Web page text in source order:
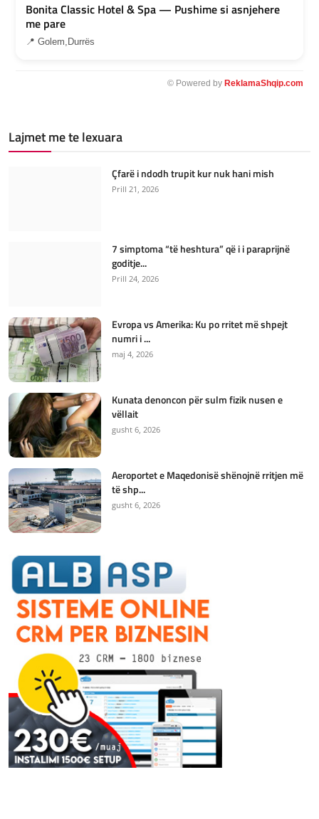
Bonita Classic Hotel & Spa — Pushime si asnjehere
me pare
📍 Golem,Durrës
© Powered by ReklamaShqip.com
Lajmet me te lexuara
Çfarë i ndodh trupit kur nuk hani mish
Prill 21, 2026
7 simptoma “të heshtura” që i i paraprijnë
goditje...
Prill 24, 2026
Evropa vs Amerika: Ku po rritet më shpejt
numri i ...
maj 4, 2026
Kunata denoncon për sulm fizik nusen e
vëllait
gusht 6, 2026
Aeroportet e Maqedonisë shënojnë rritjen më
të shp...
gusht 6, 2026